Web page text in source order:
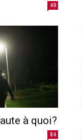
49
à quoi?
84